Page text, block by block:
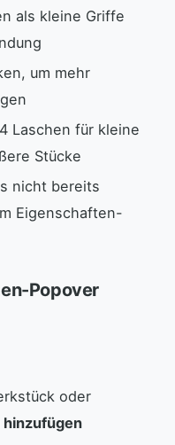
als kleine Griffe
um mehr
Laschen für kleine
Stücke
nicht bereits
Eigenschaften-
Popover
oder